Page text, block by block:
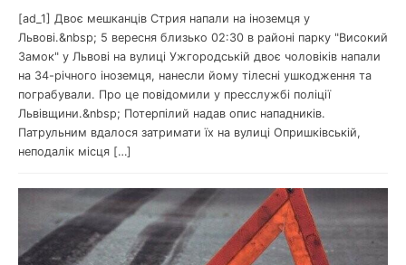
[ad_1] Двоє мешканців Стрия напали на іноземця у
Львові.&nbsp; 5 вересня близько 02:30 в районі парку "Високий
Замок" у Львові на вулиці Ужгородській двоє чоловіків напали
на 34-річного іноземця, нанесли йому тілесні ушкодження та
пограбували. Про це повідомили у пресслужбі поліції
Львівщини.&nbsp; Потерпілий надав опис нападників.
Патрульним вдалося затримати їх на вулиці Опришківській,
неподалік місця […]